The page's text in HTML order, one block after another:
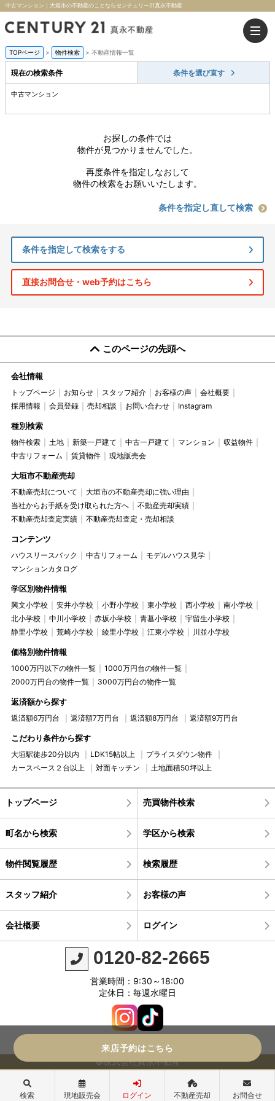
中古マンション｜大垣市の不動産のことならセンチュリー21真永不動産
TOPページ > 物件検索 > 不動産情報一覧
現在の検索条件 条件を選び直す
中古マンション
お探しの条件では
物件が見つかりませんでした。
再度条件を指定しなおして
物件の検索をお願いいたします。
条件を指定し直して検索
条件を指定して検索をする
直接お問合せ・web予約はこちら
このページの先頭へ
会社情報
トップページ お知らせ スタッフ紹介 お客様の声
会社概要
採用情報
会員登録 売却相談 お問い合わせ Instagram
種別検索
物件検索 土地 新築一戸建て 中古一戸建て マンション
収益物件
中古リフォーム
賃貸物件 現地販売会
大垣市不動産売却
不動産売却について
大垣市の不動産売却に強い理由
当社からお手紙を受け取られた方へ
不動産売却実績
不動産売却査定実績
不動産売却査定・売却相談
コンテンツ
ハウスリースバック 中古リフォーム
モデルハウス見学
マンションカタログ
学区別物件情報
興文小学校 安井小学校 小野小学校 東小学校 西小学校
南小学校
北小学校
中川小学校 赤坂小学校 青墓小学校
宇留生小学校
静里小学校
荒崎小学校 綾里小学校 江東小学校 川並小学校
価格別物件情報
1000万円以下の物件一覧
1000万円台の物件一覧
2000万円台の物件一覧
3000万円台の物件一覧
返済額から探す
返済額6万円台 返済額7万円台 返済額8万円台 返済額9万円台
こだわり条件から探す
大垣駅徒歩20分以内 LDK15帖以上
プライスダウン物件
カースペース２台以上
対面キッチン 土地面積50坪以上
トップページ 売買物件検索
町名から検索 学区から検索
物件閲覧履歴 検索履歴
スタッフ紹介 お客様の声
会社概要 ログイン
0120-82-2665
営業時間：9:30～18:00
定休日：毎週水曜日
©株式会社真永不動産
来店予約はこちら
検索 現地販売会 ログイン 不動産売却 お問合せ